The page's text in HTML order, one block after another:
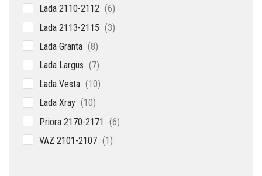
Lada 2110-2112 66
Lada 2113-2115 33
Lada Granta 88
Lada Largus 77
Lada Vesta 1010
Lada Xray 1010
Priora 2170-2171 66
VAZ 2101-2107 11